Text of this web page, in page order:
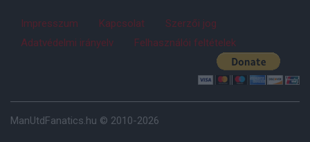
Impresszum Kapcsolat
Szerzői jog
Adatvédelmi irányelv
Felhasználói feltételek
ManUtdFanatics.hu © 2010-2026